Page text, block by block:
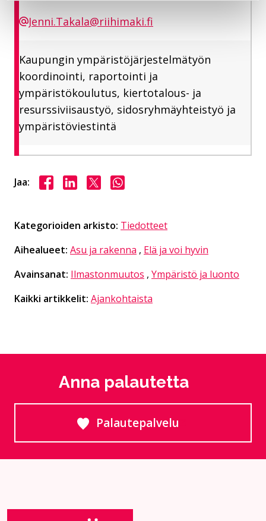
Jenni.Takala@riihimaki.fi
Kaupungin ympäristöjärjestelmätyön
koordinointi, raportointi ja
ympäristökoulutus, kiertotalous- ja
resurssiviisaustyö, sidosryhmäyhteistyö ja
ympäristöviestintä
Jaa: Jaa Facebookissa
Jaa LinkedInissä
Jaa X:ssäJaa WhasAppissa
Kategorioiden arkisto: Tiedotteet
Aihealueet: Asu ja rakenna , Elä ja voi hyvin
Avainsanat: Ilmastonmuutos , Ympäristö ja luonto
Kaikki artikkelit: Ajankohtaista
Anna palautetta
Palautepalvelu
Siirtyy ulkoiselle